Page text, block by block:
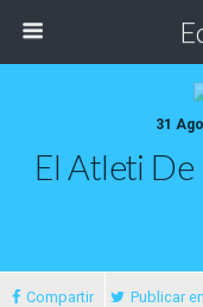
31
El Atleti De
Compartir
Publicar en